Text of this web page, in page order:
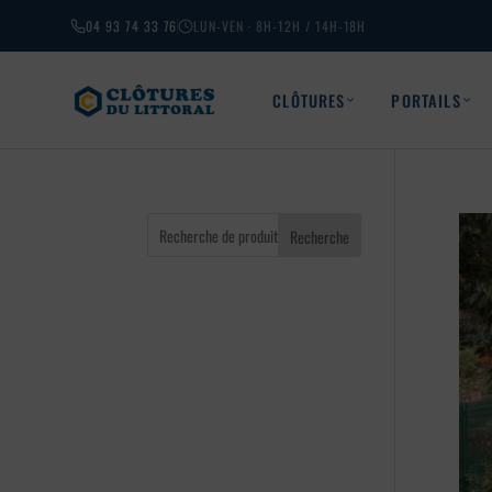
04 93 74 33 76 LUN-VEN · 8H-12H / 14H-18H
CLÔTURES PORTAILS
Recherche